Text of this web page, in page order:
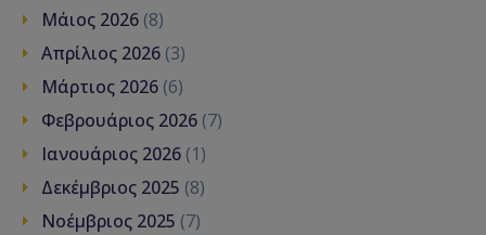
Μάιος 2026 (8)
Απρίλιος 2026 (3)
Μάρτιος 2026 (6)
Φεβρουάριος 2026 (7)
Ιανουάριος 2026 (1)
Δεκέμβριος 2025 (8)
Νοέμβριος 2025 (7)